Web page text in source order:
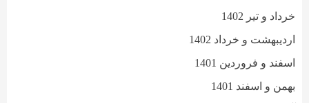
خرداد و تیر 1402
اردیبهشت و خرداد 1402
اسفند و فروردین 1401
بهمن و اسفند 1401